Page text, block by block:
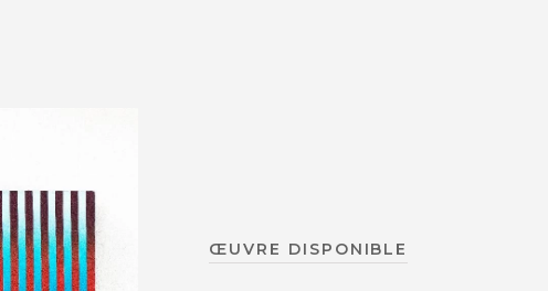
ŒUVRE DISPONIBLE